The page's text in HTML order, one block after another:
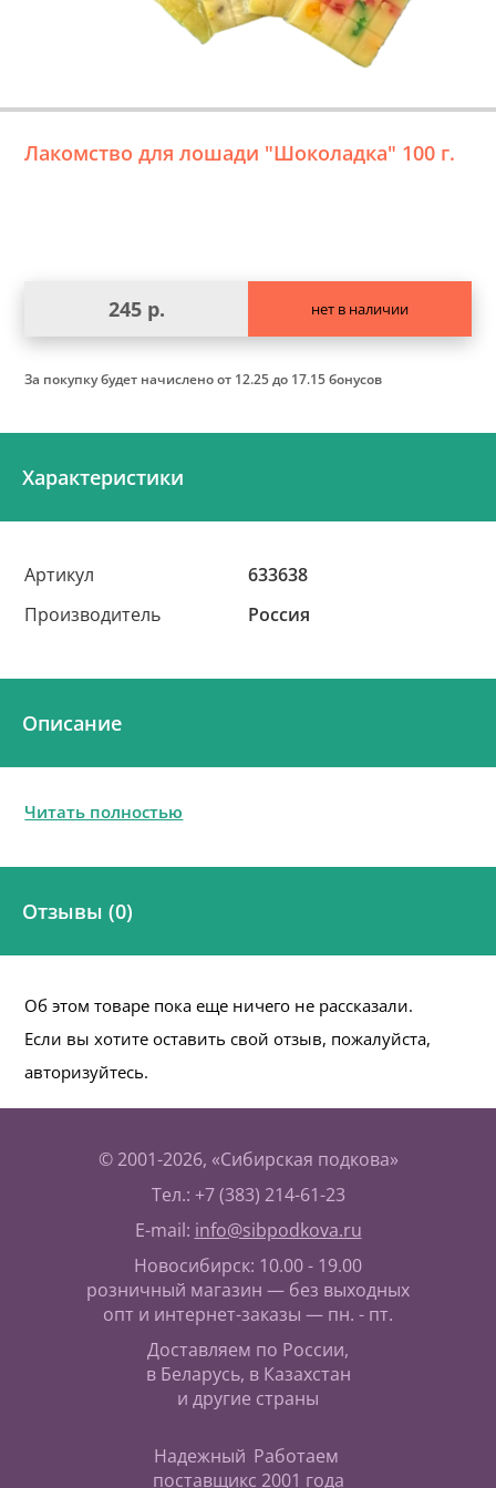
Лакомство для лошади "Шоколадка" 100 г.
245 р. нет в наличии
За покупку будет начисленоот 12.25 до 17.15 бонусов
Характеристики
Артикул
633638
Производитель
Россия
Описание
Читать полностью
Отзывы (0)
Об этом товаре пока еще ничего не рассказали.
Если вы хотите оставить свой отзыв, пожалуйста,
авторизуйтесь.
© 2001-2026, «Сибирская подкова»
Тел.: +7 (383) 214-61-23
E-mail: info@sibpodkova.ru
Новосибирск: 10.00 - 19.00
розничный магазин — без выходных
опт и интернет-заказы — пн. - пт.
Доставляем по России,
в Беларусь, в Казахстан
и другие страны
Надежный
поставщик
Работаем
с 2001 года